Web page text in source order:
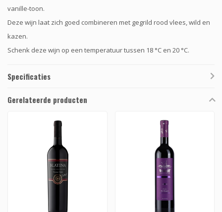
vanille-toon.
Deze wijn laat zich goed combineren met gegrild rood vlees, wild en
kazen.
Schenk deze wijn op een temperatuur tussen 18 °C en 20 °C.
Specificaties
Gerelateerde producten